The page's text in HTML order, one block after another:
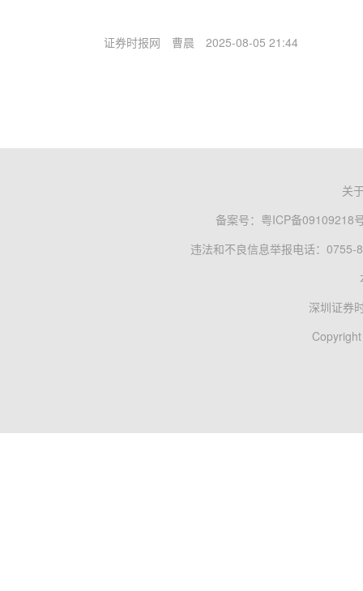
证券时报网 曹晨 2025-08-05 21:44
关
备案号： 粤ICP备09109218
违法和不良信息举报电话：0755-
深圳证券